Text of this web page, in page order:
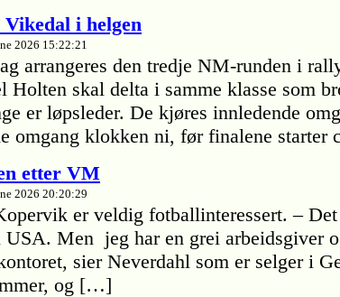
i helgen
2026 15:22:21
arrangeres den tredje NM-runden i
Holten skal delta i samme klasse som
er løpsleder. De kjøres innledende
omgang klokken ni, før finalene
etter VM
2026 20:20:29
er veldig fotballinteressert. –
Men jeg har en grei arbeidsgiver
sier Neverdahl som er selger i
og […]